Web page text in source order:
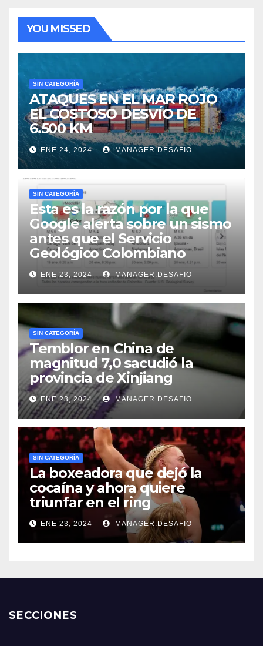
YOU MISSED
SIN CATEGORÍA
ATAQUES EN EL MAR ROJO
EL COSTOSO DESVÍO DE
6.500 KM
ENE 24, 2024 MANAGER.DESAFIO
SIN CATEGORÍA
Esta es la razón por la que
Google alerta sobre un sismo
antes que el Servicio
Geológico Colombiano
ENE 23, 2024 MANAGER.DESAFIO
SIN CATEGORÍA
Temblor en China de
magnitud 7,0 sacudió la
provincia de Xinjiang
ENE 23, 2024 MANAGER.DESAFIO
SIN CATEGORÍA
La boxeadora que dejó la
cocaína y ahora quiere
triunfar en el ring​
ENE 23, 2024 MANAGER.DESAFIO
SECCIONES